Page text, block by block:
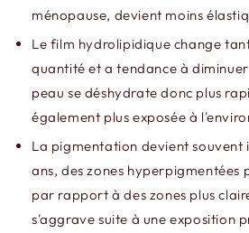
ménopause, devient moins
Le film hydrolipidique change
quantité et a tendance à
peau se déshydrate donc plus
également plus exposée à
La pigmentation devient souvent
ans, des zones
par rapport à des zones plus
s'aggrave suite à une exposition